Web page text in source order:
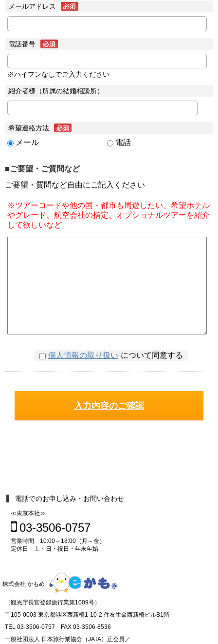
メールアドレス
電話番号
※ハイフンなしでご入力ください
紹介者様（所属の結婚相談所）
希望連絡方法
メール 電話
■ご要望・ご質問など
ご要望・質問など自由にご記入ください
※ツアーコードや他の国・都市も周遊したい、希望ホテル
やグレード、航空会社の指定、オプショナルツアーを紹介
して欲しいなど
個人情報の取り扱い について同意する
電話でのお申し込み・お問い合わせ
≪東京本社≫
03-3506-0757
営業時間 10:00～18:00（月～金）
定休日 土・日・祝日・年末年始
株式会社 かもめ
（観光庁長官登録旅行業第1009号）
〒105-0003 東京都港区西新橋1-10-2 住友生命西新橋ビルB1階
TEL 03-3506-0757 FAX 03-3506-8536
一般社団法人 日本旅行業協会（JATA）正会員／